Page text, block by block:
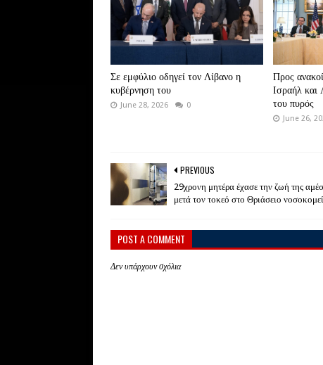
Σε εμφύλιο οδηγεί τον Λίβανο η
κυβέρνηση του
June 28, 2026 0
Προς
Ισραήλ και
του πυρός
June 26,
PREVIOUS
29χρονη μητέρα έχασε την ζωή της
μετά τον τοκεό στο Θριάσειο
POST A COMMENT
Δεν υπάρχουν σχόλια